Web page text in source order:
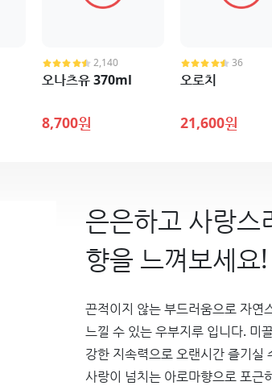
2,140
오나츠유 370ml
8,700원
36
오로치
21,600원
은은하고 사랑스
향을 느껴보세요!
끈적이지 않는 부드러움으로 자연
느낄 수 있는 우부지루 입니다. 미
강한 지속력으로 오랜시간 즐기실
사랑이 넘치는 아로마향으로 포근